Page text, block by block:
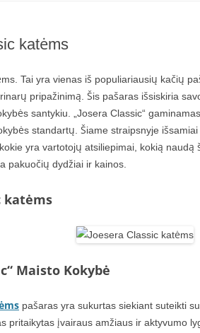
katėms
Tai yra vienas iš populiariausių kačių
pripažinimą. Šis pašaras išsiskiria
santykiu. „Josera Classic“
standartų. Šiame straipsnyje
yra vartotojų atsiliepimai, kokią naudą
pakuočių dydžiai ir kainos.
katėms
Maisto Kokybė
pašaras yra sukurtas siekiant suteikti
pritaikytas įvairaus amžiaus ir aktyvumo